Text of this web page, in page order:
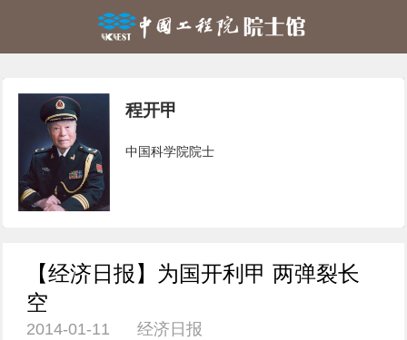
程开甲
中国科学院院士
【经济日报】为国开利甲 两弹裂长
空
2014-01-11 经济日报